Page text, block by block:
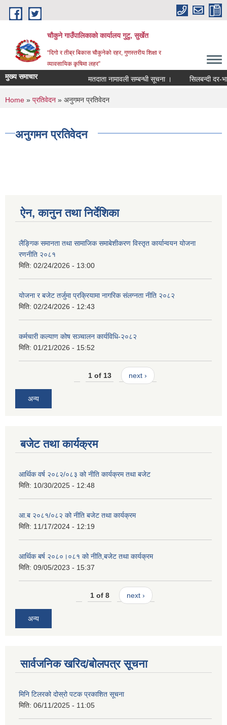
Skip to main content
चौकुने गाउँपालिकाकाे कार्यालय गुटु, सुर्खेत
“दिगो र तीब्र बिकास चौकुनेको रहर, गुणस्तरीय शिक्षा र
व्यावसायिक कृषिमा लहर”
मुख्य समाचार मतदाता नामावली सम्बन्धी सूचना । सिलबन्दी दर-
You are here
Home » प्रतिवेदन » अनुगमन प्रतिवेदन
अनुगमन प्रतिवेदन
ऐन, कानुन तथा निर्देशिका
लैङ्गिक समानता तथा सामाजिक समाबेशीकरण विस्तृत कार्यान्वयन योजना
रणनीति २०८१
मिति: 02/24/2026 - 13:00
योजना र बजेट तर्जुमा प्रक्रियामा नागरिक संलग्नता नीति २०८२
मिति: 02/24/2026 - 12:43
कर्मचारी कल्याण कोष सञ्चालन कार्यविधि-२०८२
मिति: 01/21/2026 - 15:52
1 of 13 next ›
अन्य
बजेट तथा कार्यक्रम
आर्थिक वर्ष २०८२/०८३ को नीति कार्यक्रम तथा बजेट
मिति: 10/30/2025 - 12:48
आ.ब २०८१/०८२ को नीति बजेट तथा कार्यक्रम
मिति: 11/17/2024 - 12:19
आर्थिक बर्ष २०८०।०८१ को नीति,बजेट तथा कार्यक्रम
मिति: 09/05/2023 - 15:37
1 of 8 next ›
अन्य
सार्वजनिक खरिद/बोलपत्र सूचना
मिनि टिलरको दोस्रो पटक प्रकाशित सूचना
मिति: 06/11/2025 - 11:05